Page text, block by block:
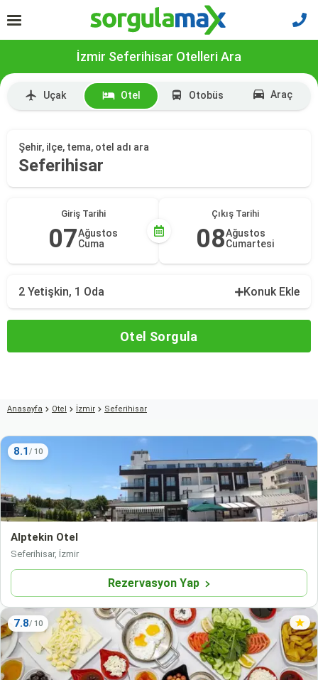
İzmir Seferihisar Otelleri Ara
Uçak Otel Otobüs Araç
Şehir, ilçe, tema, otel adı ara
Seferihisar
Giriş Tarihi
07Ağustos
Cuma
Çıkış Tarihi
08Ağustos
Cumartesi
2 Yetişkin, 1 Oda Konuk Ekle
Otel Sorgula
Anasayfa Otel İzmir Seferihisar
8.1
Alptekin Otel
Seferihisar, İzmir
Rezervasyon Yap
7.8